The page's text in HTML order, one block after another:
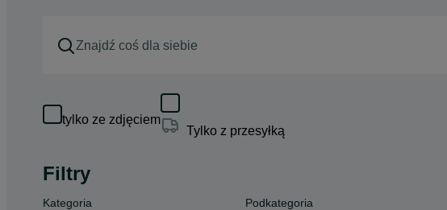
tylko ze zdjęciem
Tylko z przesyłką
Filtry
Kategoria Podkategoria